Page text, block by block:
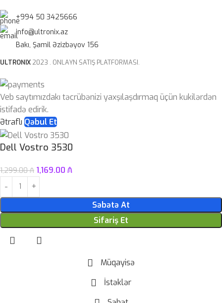
+994 50 3425666
info@ultronix.az
Bakı, Şamil Əzizbəyov 156
ULTRONIX 2023 . ONLAYN SATIŞ PLATFORMASI.
Veb saytımızdakı təcrübənizi yaxşılaşdırmaq üçün kukilərdən
istifadə edirik.
Ətraflı Qəbul Et
Dell Vostro 3530
1,299.00₼ 1,169.00 ₼
Səbətə At
Sifariş Et
Müqayisə
İstəklər